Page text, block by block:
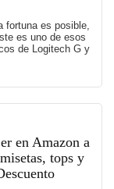
fortuna es posible,
es uno de esos
de Logitech G y
en Amazon a
tops y